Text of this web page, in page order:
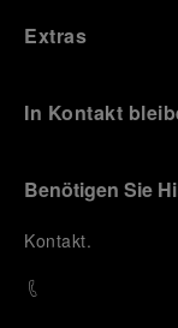
Extras
In Kontakt
Benötigen Sie
Kontakt.